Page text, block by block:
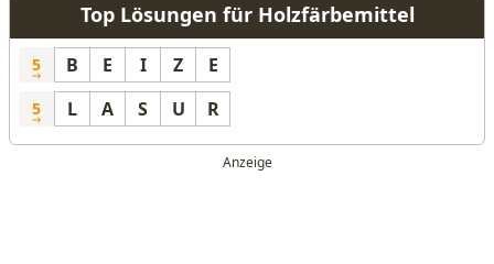
Top Lösungen für Holzfärbemittel
5 B E I Z E
5 L A S U R